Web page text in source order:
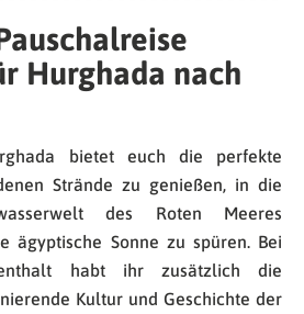
Hurghada nach
bietet euch die perfekte
Strände zu genießen, in die
des Roten Meeres
ägyptische Sonne zu spüren. Bei
habt ihr zusätzlich die
Kultur und Geschichte der